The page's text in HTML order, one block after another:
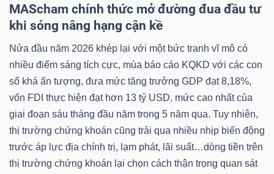
MAScham chính thức mở đường đua đầu tư
khi sóng nâng hạng cận kề
Nửa đầu năm 2026 khép lại với một bức tranh vĩ mô có
nhiều điểm sáng tích cực, mùa báo cáo KQKD với các con
số khá ấn tượng, đưa mức tăng trưởng GDP đạt 8,18%,
vốn FDI thực hiện đạt hơn 13 tỷ USD, mức cao nhất của
giai đoạn sáu tháng đầu năm trong 5 năm qua. Tuy nhiên,
thị trường chứng khoán cũng trải qua nhiều nhịp biến động
trước áp lực địa chính trị, lạm phát, lãi suất…dòng tiền trên
thị trường chứng khoán lại chọn cách thận trọng quan sát